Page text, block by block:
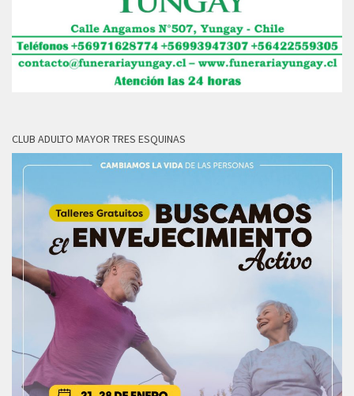
CLUB ADULTO MAYOR TRES ESQUINAS